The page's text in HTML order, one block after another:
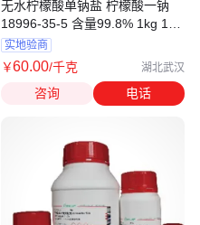
无水柠檬酸单钠盐 柠檬酸一钠
18996-35-5 含量99.8% 1kg 1吨
拉那白
实地验商
￥60.00/千克 湖北武汉
咨询 电话